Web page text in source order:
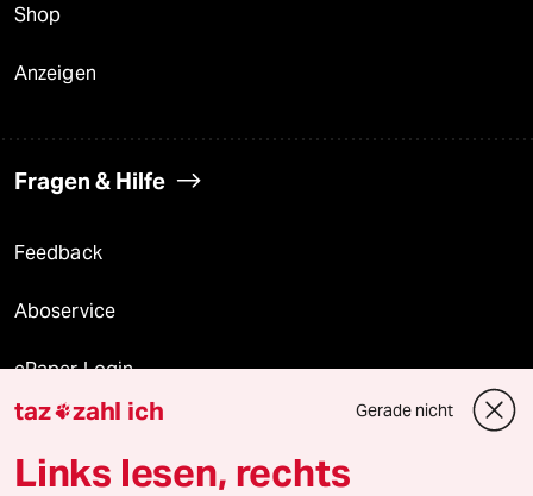
Shop
Anzeigen
Fragen & Hilfe
Feedback
Aboservice
ePaper Login
Downloads für Abonnierende
taz zahl ich Gerade nicht
Links lesen, rechts